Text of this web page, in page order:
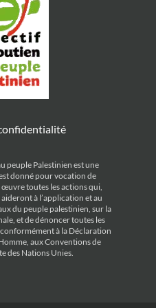
peuple Palestinien est une
donné pour vocation de
toutes les actions qui,
à l’application et au
du peuple palestinien, sur la
et de dénoncer toutes les
à la Déclaration
aux Conventions de
des Nations Unies.